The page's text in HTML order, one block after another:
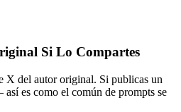
Si Lo Compartes
X del autor original. Si publicas un
es como el común de prompts se